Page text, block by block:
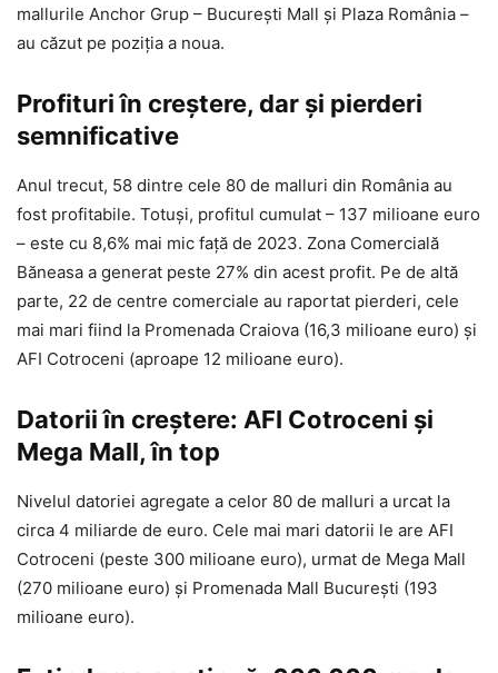
mallurile Anchor Grup – București Mall și Plaza România –
au căzut pe poziția a noua.
Profituri în creștere, dar și pierderi
semnificative
Anul trecut, 58 dintre cele 80 de malluri din România au
fost profitabile. Totuși, profitul cumulat – 137 milioane euro
– este cu 8,6% mai mic față de 2023. Zona Comercială
Băneasa a generat peste 27% din acest profit. Pe de altă
parte, 22 de centre comerciale au raportat pierderi, cele
mai mari fiind la Promenada Craiova (16,3 milioane euro) și
AFI Cotroceni (aproape 12 milioane euro).
Datorii în creștere: AFI Cotroceni și
Mega Mall, în top
Nivelul datoriei agregate a celor 80 de malluri a urcat la
circa 4 miliarde de euro. Cele mai mari datorii le are AFI
Cotroceni (peste 300 milioane euro), urmat de Mega Mall
(270 milioane euro) și Promenada Mall București (193
milioane euro).